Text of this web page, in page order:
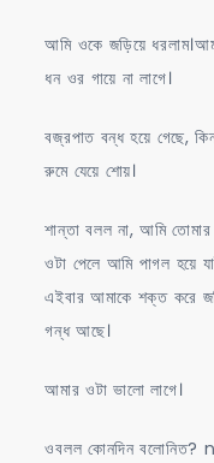
আমি ওকে জড়িয়ে
ধন ওর গায়ে না লাগে।
বজ্রপাত বন্ধ হয়ে গেছে,
রুমে যেয়ে শোয়।
শান্তা বলল না, আমি
ওটা পেলে আমি পাগল হয়ে
এইবার আমাকে শক্ত করে
গন্ধ আছে।
আমার ওটা ভালো লাগে।
ওবলল কোনদিন